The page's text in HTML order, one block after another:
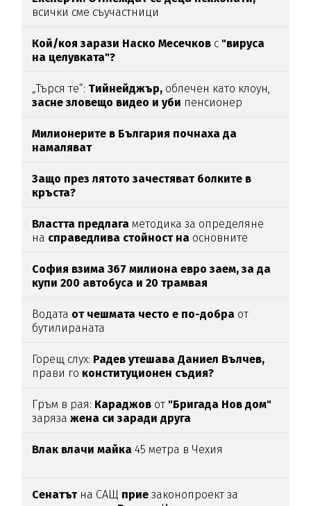
всички сме съучастници
Кой/коя зарази Наско Месечков с "вируса
на целувката"?
„Търся те“: Тийнейджър, облечен като клоун,
засне зловещо видео и уби пенсионер
Милионерите в България почнаха да
намаляват
Защо през лятото зачестяват болките в
кръста?
Властта предлага методика за определяне
на справедлива стойност на основните
София взима 367 милиона евро заем, за да
купи 200 автобуса и 20 трамвая
Водата от чешмата често е по-добра от
бутилираната
Горещ слух: Радев утешава Даниел Вълчев,
прави го конституционен съдия?
Гръм в рая: Караджов от "Бригада Нов дом"
зарязажена си заради друга
Влак влачи майка 45 метра в Чехия
Сенатътна САЩ прие законопроект за